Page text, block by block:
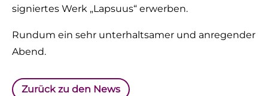
signiertes Werk „Lapsuus“ erwerben.
Rundum ein sehr unterhaltsamer und anregender
Abend.
Zurück zu den News